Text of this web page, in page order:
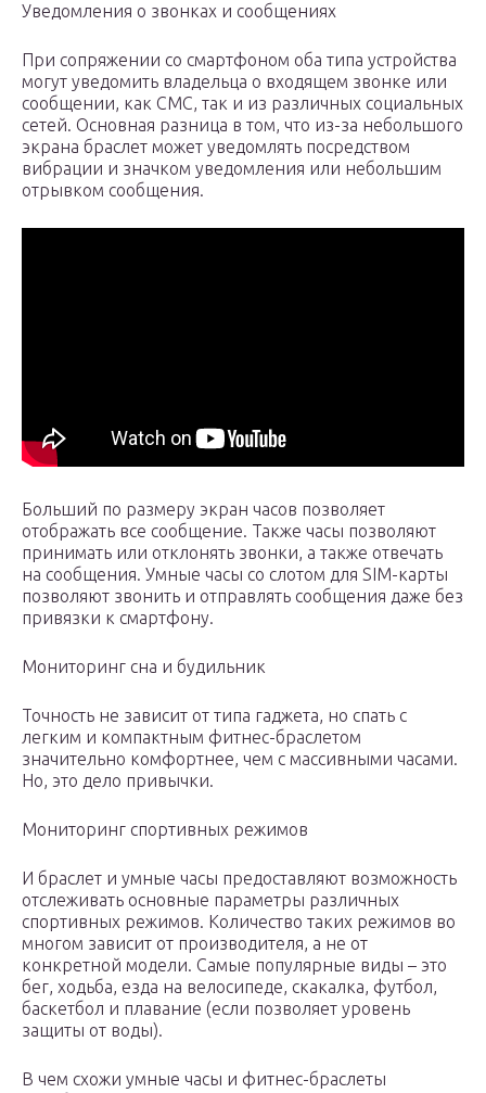
Уведомления о звонках и сообщениях
При сопряжении со смартфоном оба типа устройства
могут уведомить владельца о входящем звонке или
сообщении, как СМС, так и из различных социальных
сетей. Основная разница в том, что из-за небольшого
экрана браслет может уведомлять посредством
вибрации и значком уведомления или небольшим
отрывком сообщения.
Больший по размеру экран часов позволяет
отображать все сообщение. Также часы позволяют
принимать или отклонять звонки, а также отвечать
на сообщения. Умные часы со слотом для SIM-карты
позволяют звонить и отправлять сообщения даже без
привязки к смартфону.
Мониторинг сна и будильник
Точность не зависит от типа гаджета, но спать с
легким и компактным фитнес-браслетом
значительно комфортнее, чем с массивными часами.
Но, это дело привычки.
Мониторинг спортивных режимов
И браслет и умные часы предоставляют возможность
отслеживать основные параметры различных
спортивных режимов. Количество таких режимов во
многом зависит от производителя, а не от
конкретной модели. Самые популярные виды – это
бег, ходьба, езда на велосипеде, скакалка, футбол,
баскетбол и плавание (если позволяет уровень
защиты от воды).
В чем схожи умные часы и фитнес-браслеты